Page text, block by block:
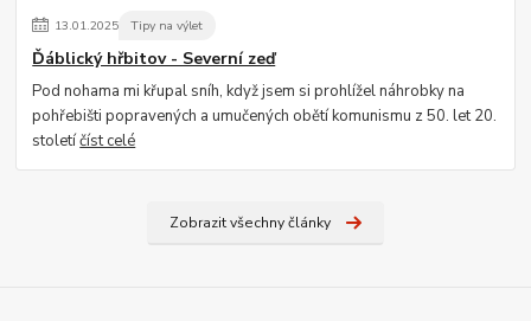
13.01.2025 Tipy na výlet
Ďáblický hřbitov - Severní zeď
Pod nohama mi křupal sníh, když jsem si prohlížel náhrobky na
pohřebišti popravených a umučených obětí komunismu z 50. let 20.
stoletíčíst celé
Zobrazit všechny články